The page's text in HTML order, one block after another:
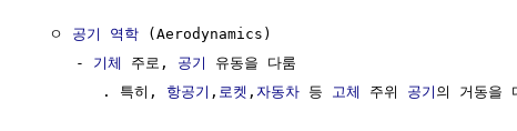
  ㅇ
공기 역학 (Aerodynamics)
     -
기체 주로, 공기
유동을 다룸
        . 특히,
항공기 , 로켓 , 자동차 등 고체 주위 공기 의 거동을